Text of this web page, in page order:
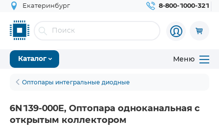
Екатеринбург 8-800-1000-321
Каталог Меню
Оптопары интегральные диодные
6N139-000E, Оптопара одноканальная с
открытым коллектором